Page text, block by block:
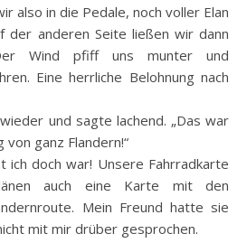
also in die Pedale, noch voller Elan
der anderen Seite ließen wir dann
Wind pfiff uns munter und
Eine herrliche Belohnung nach
und sagte lachend. „Das war
ganz Flandern!“
ich doch war! Unsere Fahrradkarte
auch eine Karte mit den
Mein Freund hatte sie
mit mir drüber gesprochen.